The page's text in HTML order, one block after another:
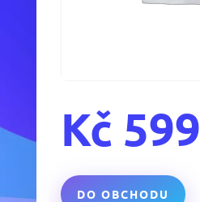
Kč 599
DO OBCHODU